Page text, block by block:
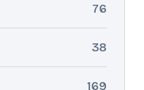
76
38
169